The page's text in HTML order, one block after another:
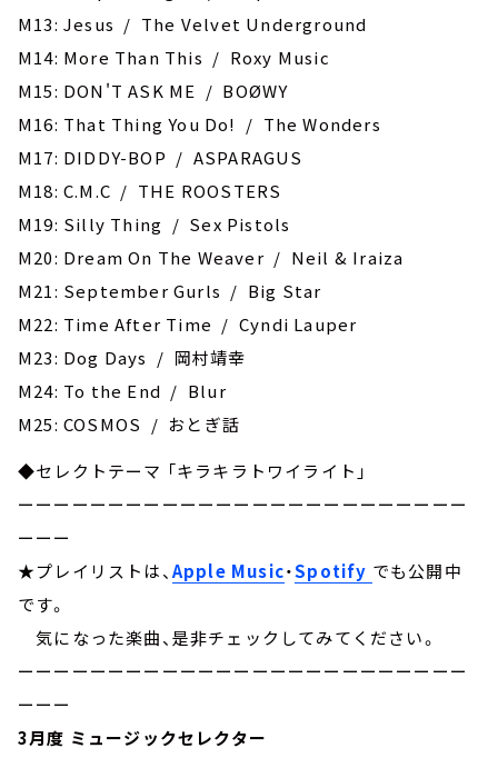
M13: Jesus / The Velvet Underground
M14: More Than This / Roxy Music
M15: DON'T ASK ME / BOØWY
M16: That Thing You Do! / The Wonders
M17: DIDDY-BOP / ASPARAGUS
M18: C.M.C / THE ROOSTERS
M19: Silly Thing / Sex Pistols
M20: Dream On The Weaver / Neil & Iraiza
M21: September Gurls / Big Star
M22: Time After Time / Cyndi Lauper
M23: Dog Days / 岡村靖幸
M24: To the End / Blur
M25: COSMOS / おとぎ話
◆セレクトテーマ 「キラキラトワイライト」
ーーーーーーーーーーーーーーーーーーーーーーーーー
ーーー
★プレイリストは、Apple Music・Spotify でも公開中
です。
気になった楽曲、是非チェックしてみてください。
ーーーーーーーーーーーーーーーーーーーーーーーーー
ーーー
3月度 ミュージックセレクター